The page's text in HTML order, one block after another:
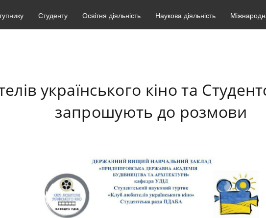
Студенту Освітня діяльність Наукова діяльність
українського кіно та
запрошують до розмови